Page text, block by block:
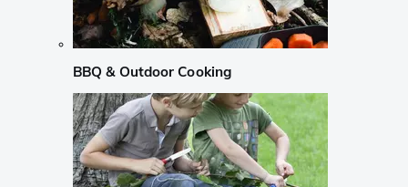
BBQ & Outdoor Cooking